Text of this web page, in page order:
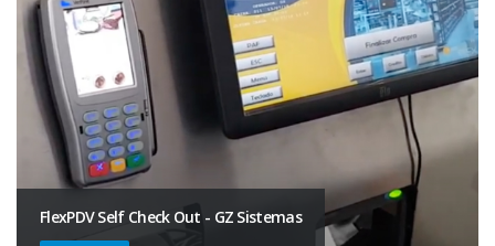
FlexPDV Self Check Out - GZ Sistemas